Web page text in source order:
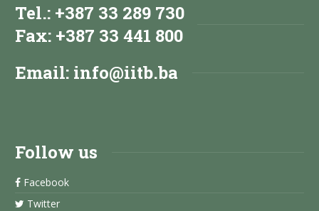
Tel.: +387 33 289 730
Fax: +387 33 441 800
Email: info@iitb.ba
Follow us
Facebook
Twitter